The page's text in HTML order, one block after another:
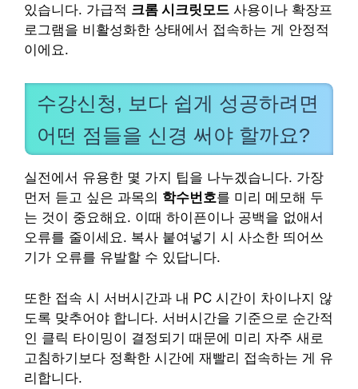
있습니다. 가급적 크롬 시크릿모드 사용이나 확장프
로그램을 비활성화한 상태에서 접속하는 게 안정적
이에요.
수강신청, 보다 쉽게 성공하려면
어떤 점들을 신경 써야 할까요?
실전에서 유용한 몇 가지 팁을 나누겠습니다. 가장
먼저 듣고 싶은 과목의 학수번호를 미리 메모해 두
는 것이 중요해요. 이때 하이픈이나 공백을 없애서
오류를 줄이세요. 복사 붙여넣기 시 사소한 띄어쓰
기가 오류를 유발할 수 있답니다.
또한 접속 시 서버시간과 내 PC 시간이 차이나지 않
도록 맞추어야 합니다. 서버시간을 기준으로 순간적
인 클릭 타이밍이 결정되기 때문에 미리 자주 새로
고침하기보다 정확한 시간에 재빨리 접속하는 게 유
리합니다.